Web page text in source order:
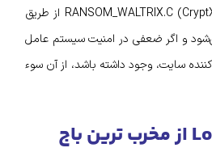
قفل می‌کند. باج افزار (RANSOM_WALTRIX.C (CryptXXX از طریق
و اگر ضعفی در امنیت سیستم‌ عامل
سایت، وجود داشته باشد، از آن سوء
۴- باج افزار Locky از مخرب ترین باج